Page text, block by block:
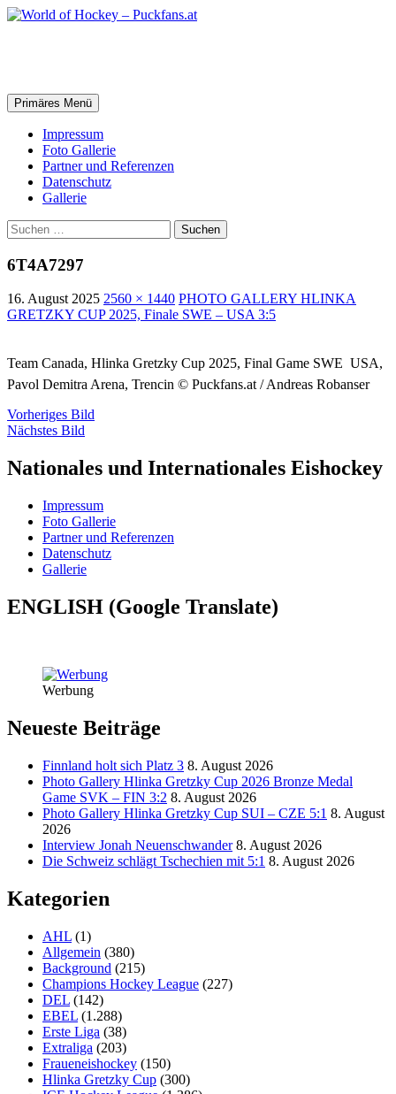
Zum
Suchen
Primäres Menü
Impressum
Foto Gallerie
Partner und Referenzen
Datenschutz
Gallerie
Suchen
nach:
6T4A7297
16. August 2025 2560 × 1440 PHOTO GALLERY HLINKA
GRETZKY CUP 2025, Finale SWE – USA 3:5
Team Canada, Hlinka Gretzky Cup 2025, Final Game SWE  USA,
Pavol Demitra Arena, Trencin © Puckfans.at / Andreas Robanser
Vorheriges Bild
Nächstes Bild
Nationales und Internationales Eishockey
Impressum
Foto Gallerie
Partner und Referenzen
Datenschutz
Gallerie
ENGLISH (Google Translate)
Werbung
Neueste Beiträge
Finnland holt sich Platz 3 8. August 2026
Photo Gallery Hlinka Gretzky Cup 2026 Bronze Medal
Game SVK – FIN 3:2 8. August 2026
Photo Gallery Hlinka Gretzky Cup SUI – CZE 5:1 8. August
2026
Interview Jonah Neuenschwander 8. August 2026
Die Schweiz schlägt Tschechien mit 5:1 8. August 2026
Kategorien
AHL (1)
Allgemein (380)
Background (215)
Champions Hockey League (227)
DEL (142)
EBEL (1.288)
Erste Liga (38)
Extraliga (203)
Fraueneishockey (150)
Hlinka Gretzky Cup (300)